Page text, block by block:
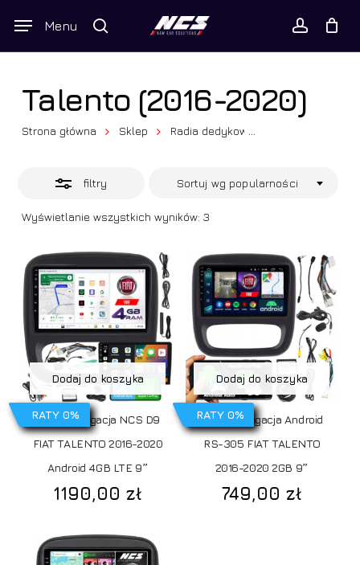
Wyszukiwarka
produktów
search account
Menu
Twój koszyk Close
Talento (2016-2020)
Strona główna Sklep Radia dedykowane ...
filtry
Wyświetlanie wszystkich wyników: 3Posortowane
Sortuj wg popularności
Close
RATY 0%
Dodaj do koszyka
Radio Nawigacja NCS D9
FIAT TALENTO 2016-2020
Android 4GB LTE 9″
1190,00 zł
RATY 0%
Dodaj do koszyka
Radio Nawigacja Android
RS-305 FIAT TALENTO
2016-2020 2GB 9″
749,00 zł